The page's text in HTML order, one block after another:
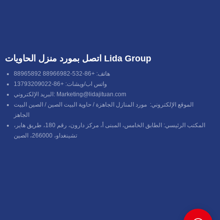
اتصل بمورد منزل الحاويات Lida Group
هاتف: +86-532-88966982 88965892
واتس اب/ويشات: +86-13793209022
البريد الإلكتروني: Marketing@lidajituan.com
الموقع الإلكتروني: مورد المنازل الجاهزة/ حاوية البيت الصين/ الصين البيت
الجاهز
المكتب الرئيسي: الطابق الخامس، المبنى أ، مركز دارون، رقم 180، طريق هاير،
تشينغداو، 266000، الصين